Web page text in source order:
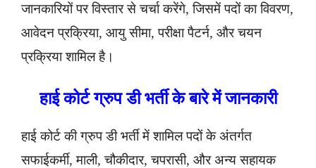
जानकारियों पर विस्तार से चर्चा करेंगे, जिसमें पदों का विवरण,
आवेदन प्रक्रिया, आयु सीमा, परीक्षा पैटर्न, और चयन
प्रक्रिया शामिल है।
हाई कोर्ट ग्रुप डी भर्ती के बारे में जानकारी
हाई कोर्ट की ग्रुप डी भर्ती में शामिल पदों के अंतर्गत
सफाईकर्मी, माली, चौकीदार, चपरासी, और अन्य सहायक